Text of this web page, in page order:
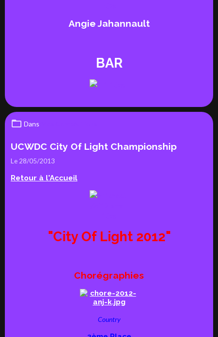
Angie Jahannault
BAR
Dans
UCWDC City Of Light Championship
Le 28/05/2013
Retour à l'Accueil
"City Of Light 2012"
Chorégraphies
Country